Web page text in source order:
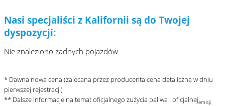
Nasi specjaliści z Kalifornii są do Twojej
dyspozycji:
Nie znaleziono żadnych pojazdów
* Dawna nowa cena (zalecana przez producenta cena detaliczna w dniu
pierwszej rejestracji)
** Dalsze informacje na temat oficjalnego zużycia paliwa i oficjalnejemisji